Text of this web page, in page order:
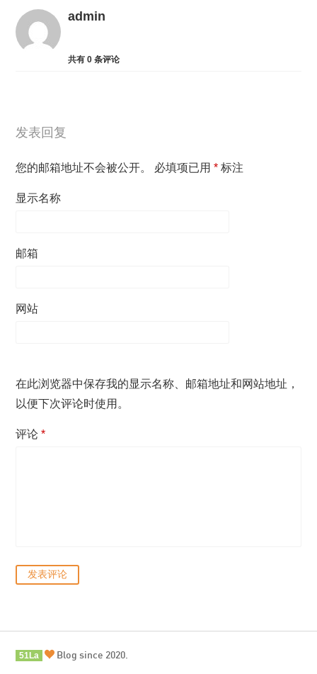
admin
共有0 条评论
发表回复
您的邮箱地址不会被公开。 必填项已用* 标注
显示名称
邮箱
网站
在此浏览器中保存我的显示名称、邮箱地址和网站地址，
以便下次评论时使用。
评论*
51La Blog since 2020.